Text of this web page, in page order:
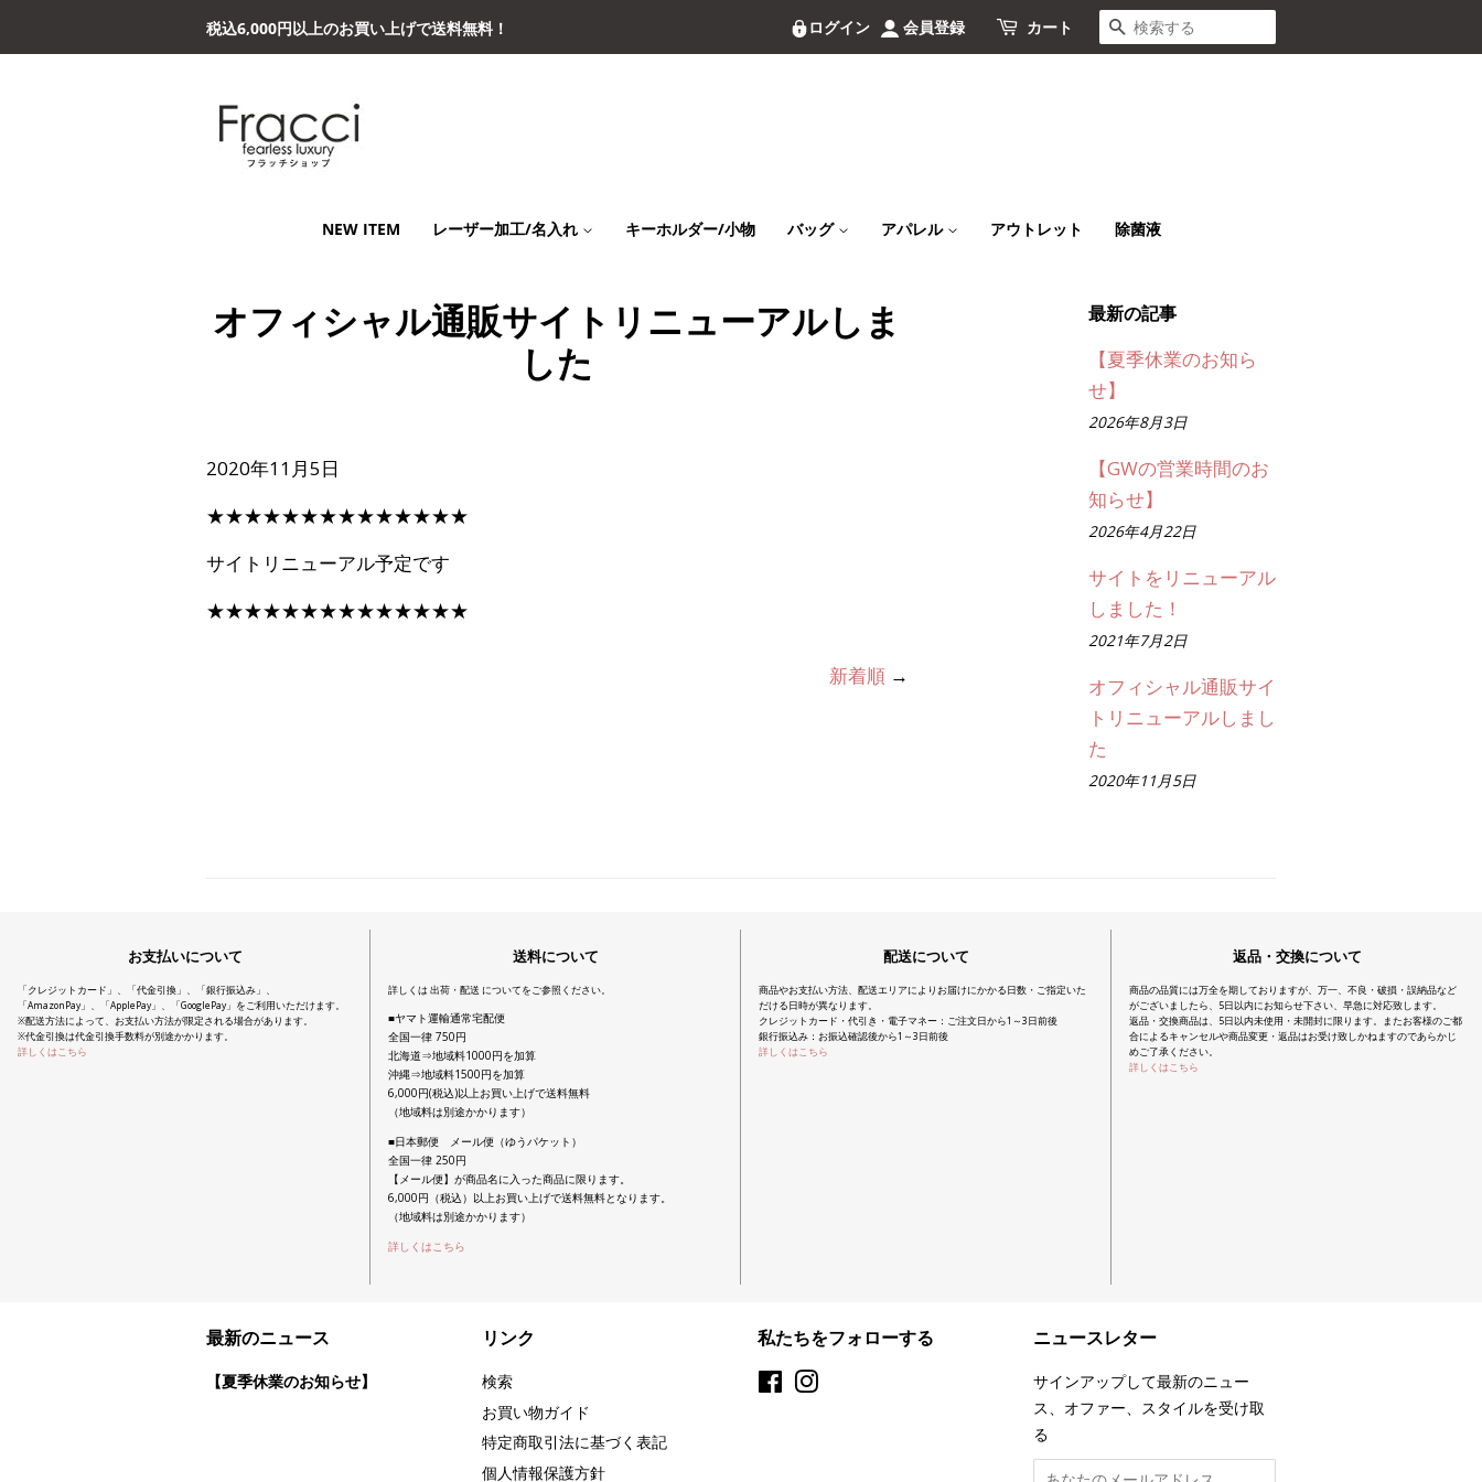
税込6,000円以上のお買い上げで送料無料！ ログイン 会員登録 カート 検索する
NEW ITEM レーザー加工/名入れ キーホルダー/小物 バッグ アパレル アウトレット 除菌液
オフィシャル通販サイトリニューアルしま
した
2020年11月5日
★★★★★★★★★★★★★★
サイトリニューアル予定です
★★★★★★★★★★★★★★
新着順→
最新の記事
【夏季休業のお知ら
せ】
2026年8月3日
【GWの営業時間のお
知らせ】
2026年4月22日
サイトをリニューアル
しました！
2021年7月2日
オフィシャル通販サイ
トリニューアルしまし
た
2020年11月5日
お支払いについて
「クレジットカード」、「代金引換」、「銀行振込み」、
「AmazonPay」、「ApplePay」、「GooglePay」をご利用いただけます。
※配送方法によって、お支払い方法が限定される場合があります。
※代金引換は代金引換手数料が別途かかります。
詳しくはこちら
送料について
詳しくは 出荷・配送 についてをご参照ください。
■ヤマト運輸通常宅配便
全国一律 750円
北海道⇒地域料1000円を加算
沖縄⇒地域料1500円を加算
6,000円(税込)以上お買い上げで送料無料
（地域料は別途かかります）
■日本郵便 メール便（ゆうパケット）
全国一律 250円
【メール便】が商品名に入った商品に限ります。
6,000円（税込）以上お買い上げで送料無料となります。
（地域料は別途かかります）
詳しくはこちら
配送について
商品やお支払い方法、配送エリアによりお届けにかかる日数・ご指定いた
だける日時が異なります。
クレジットカード・代引き・電子マネー：ご注文日から1～3日前後
銀行振込み：お振込確認後から1～3日前後
詳しくはこちら
返品・交換について
商品の品質には万全を期しておりますが、万一、不良・破損・誤納品など
がございましたら、5日以内にお知らせ下さい、早急に対応致します。
返品・交換商品は、5日以内未使用・未開封に限ります。またお客様のご都
合によるキャンセルや商品変更・返品はお受け致しかねますのであらかじ
めご了承ください。
詳しくはこちら
最新のニュース
【夏季休業のお知らせ】
リンク
検索
お買い物ガイド
特定商取引法に基づく表記
個人情報保護方針
私たちをフォローする
Facebook
ニュースレター
サインアップして最新のニュー
ス、オファー、スタイルを受け取
る